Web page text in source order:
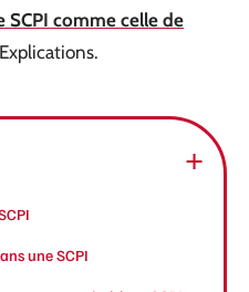
SCPI comme celle de
une SCPI